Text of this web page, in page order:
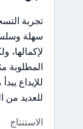
سهلة
لإكمالها،
المطلوبة
للعديد من
الاستنتاج